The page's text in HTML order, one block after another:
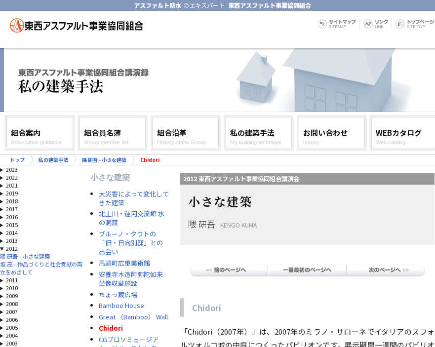
アスファルト防水 のエキスパート 東西アスファルト事業協同組合
組合案内
Association guidance
組合員名簿
Group member list
組合沿革
History of the Group
私の建築手法
My building technique
お問い合わせ
Inquiry
WEBカタログ
Web catalog
トップ 私の建築手法 隈 研吾 - 小さな建築 Chidori
2023
2022
2021
2019
2018
2017
2016
2015
2014
2013
2012
隈 研吾 - 小さな建築
坂 茂 - 作品づくりと社会貢献の両
立をめざして
2011
2010
2009
2008
2007
2006
2005
2004
2003
小さな建築
大災害によって変化して
きた建築
北上川・運河交流館 水
の洞窟
ブルーノ・タウトの
「旧・日向別邸」との
出会い
馬頭町広重美術館
安養寺木造阿弥陀如来
坐像収蔵施設
ちょっ蔵広場
Bamboo House
Great （Bamboo） Wall
Chidori
CGブロソミュージア
2012 東西アスファルト事業協同組合講演会
小さな建築
隈 研吾 KENGO KUMA
Chidori
「Chidori（2007年）」は、2007年のミラノ・サローネでイタリアのスフォ
ルツォルコ城の中庭につくったパビリオンです。展示期間一週間のパビリオ